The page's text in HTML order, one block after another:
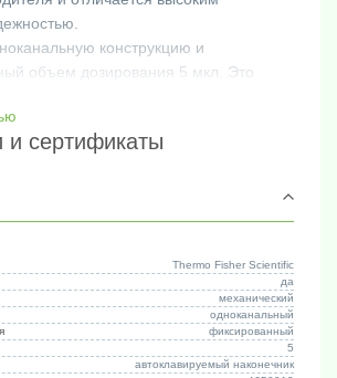
конструкцию и
объем дозирования 5 мкл. Это
жидкости.
материалов,
и надежен в работе. Объем
отображается на дисплее, что
одноканальный "Лайт" - ДПОФ-1-5
подходит для использования в
исследованиях, анализах и
где требуется точное и
дозирование жидкостей объемом 5
и сертификаты
Thermo Fisher Scientific
да
механический
одноканальный
фиксированный
5
автоклавируемый наконечник